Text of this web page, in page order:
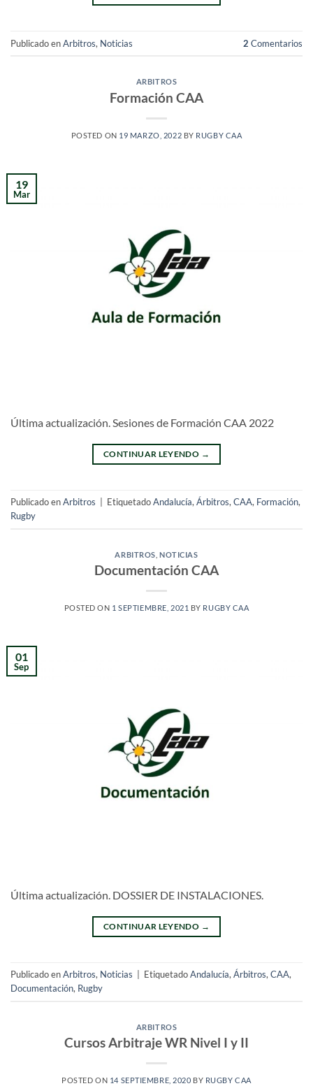
Publicado enArbitros, Noticias 2 Comentarios
ARBITROS
Formación CAA
POSTED ON 19 MARZO, 2022 BY RUGBY CAA
19
Mar
Última actualización. Sesiones de Formación CAA 2022
CONTINUAR LEYENDO →
Publicado enArbitros EtiquetadoAndalucía, Árbitros, CAA, Formación,
Rugby
ARBITROS ,NOTICIAS
Documentación CAA
POSTED ON 1 SEPTIEMBRE, 2021 BY RUGBY CAA
01
Sep
Última actualización. DOSSIER DE INSTALACIONES.
CONTINUAR LEYENDO →
Publicado enArbitros, Noticias EtiquetadoAndalucía, Árbitros, CAA,
Documentación, Rugby
ARBITROS
Cursos Arbitraje WR Nivel I y II
POSTED ON 14 SEPTIEMBRE, 2020 BY RUGBY CAA